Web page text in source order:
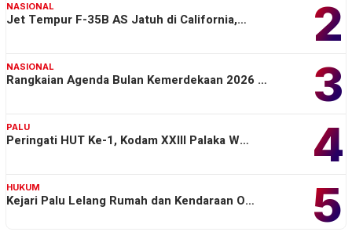
2
NASIONAL
Jet Tempur F-35B AS Jatuh di California,…
3
NASIONAL
Rangkaian Agenda Bulan Kemerdekaan 2026 …
4
PALU
Peringati HUT Ke-1, Kodam XXIII Palaka W…
5
HUKUM
Kejari Palu Lelang Rumah dan Kendaraan O…